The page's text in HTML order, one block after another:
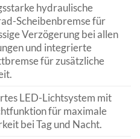
hydraulische
Scheibenbremse für
Verzögerung bei allen
und integrierte
für zusätzliche
LED-Lichtsystem mit
für maximale
bei Tag und Nacht.